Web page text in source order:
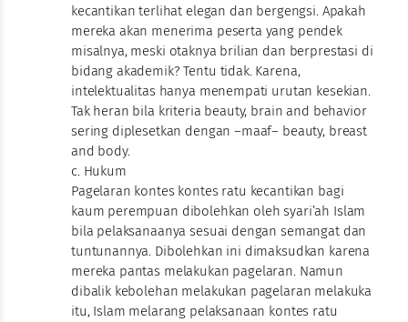
kecantikan terlihat elegan dan bergengsi. Apakah
mereka akan menerima peserta yang pendek
misalnya, meski otaknya brilian dan berprestasi di
bidang akademik? Tentu tidak. Karena,
intelektualitas hanya menempati urutan kesekian.
Tak heran bila kriteria beauty, brain and behavior
sering diplesetkan dengan –maaf– beauty, breast
and body.
c. Hukum
Pagelaran kontes kontes ratu kecantikan bagi
kaum perempuan dibolehkan oleh syari’ah Islam
bila pelaksanaanya sesuai dengan semangat dan
tuntunannya. Dibolehkan ini dimaksudkan karena
mereka pantas melakukan pagelaran. Namun
dibalik kebolehan melakukan pagelaran melakuka
itu, Islam melarang pelaksanaan kontes ratu